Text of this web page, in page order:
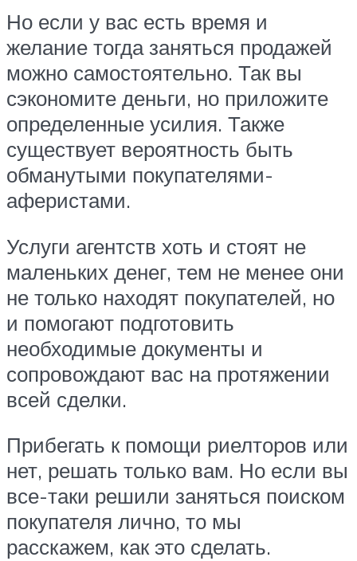
Но если у вас есть время и
желание тогда заняться продажей
можно самостоятельно. Так вы
сэкономите деньги, но приложите
определенные усилия. Также
существует вероятность быть
обманутыми покупателями-
аферистами.
Услуги агентств хоть и стоят не
маленьких денег, тем не менее они
не только находят покупателей, но
и помогают подготовить
необходимые документы и
сопровождают вас на протяжении
всей сделки.
Прибегать к помощи риелторов или
нет, решать только вам. Но если вы
все-таки решили заняться поиском
покупателя лично, то мы
расскажем, как это сделать.